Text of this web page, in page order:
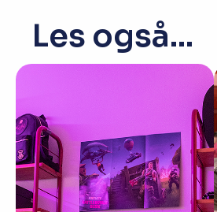
Les også...